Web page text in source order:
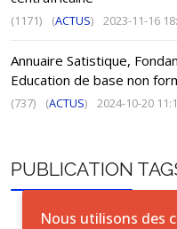
(1171) (ACTUS) 2023-11-16
Annuaire Satistique,
Education de base non
(737) (ACTUS) 2024-10-20
PUBLICATION
Nous utilisons des